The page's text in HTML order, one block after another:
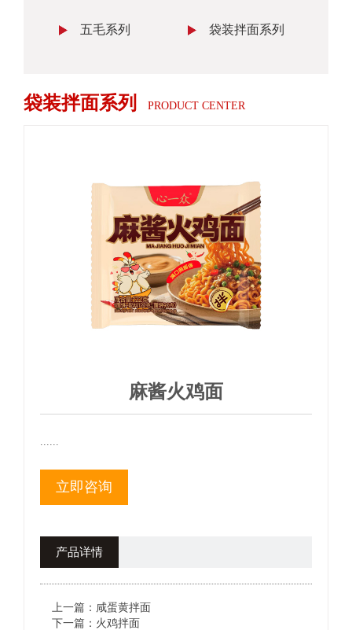
五毛系列 袋装拌面系列
袋装拌面系列 PRODUCT CENTER
麻酱火鸡面
立即咨询
产品详情
上一篇： 咸蛋黄拌面
下一篇： 火鸡拌面